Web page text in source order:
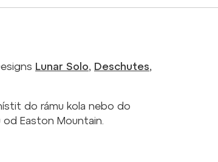
Lunar Solo, Deschutes,
do rámu kola nebo do
Easton Mountain.